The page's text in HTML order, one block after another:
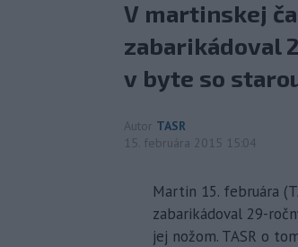
V martinskej
zabarikádoval
v byte so
Autor TASR
15. februára 2015 15:04
Martin 15. februára
zabarikádoval 29-
jej nožom. TASR o